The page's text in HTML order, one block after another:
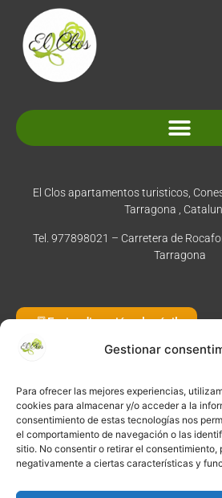
Gestionar
Para ofrecer las mejores experiencias,
cookies para almacenar y/o acceder a la
consentimiento de estas tecnologías nos
el comportamiento de navegación o las
sitio. No consentir o retirar el consentimiento,
negativamente a ciertas características y
El Clos apartamentos turisticos,
Tarragona ,
Tel. 977898021 – Carretera de
Tarragona
Enviar dirección al móvil
© 2026 ·Créditos: Redacción: El Clos
Manzano · Diseño e implementación
Servidores y publicación:
conten.blog